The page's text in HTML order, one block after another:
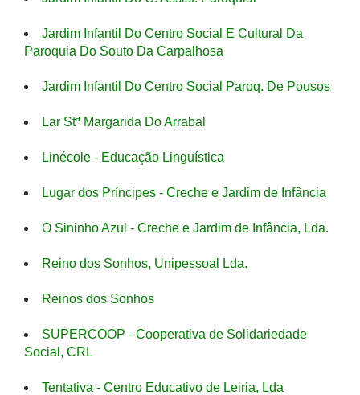
Jardim Infantil Do Centro Social E Cultural Da
Paroquia Do Souto Da Carpalhosa
Jardim Infantil Do Centro Social Paroq. De Pousos
Lar Stª Margarida Do Arrabal
Linécole - Educação Linguística
Lugar dos Príncipes - Creche e Jardim de Infância
O Sininho Azul - Creche e Jardim de Infância, Lda.
Reino dos Sonhos, Unipessoal Lda.
Reinos dos Sonhos
SUPERCOOP - Cooperativa de Solidariedade
Social, CRL
Tentativa - Centro Educativo de Leiria, Lda